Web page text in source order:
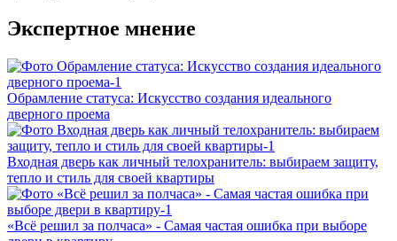
Экспертное мнение
Обрамление статуса: Искусство создания идеального
дверного проема
Входная дверь как личный телохранитель: выбираем защиту,
тепло и стиль для своей квартиры
«Всё решил за полчаса» - Самая частая ошибка при выборе